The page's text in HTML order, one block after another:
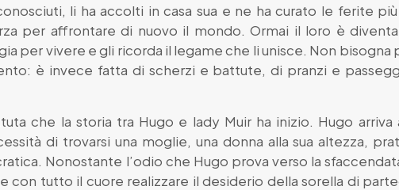
li ha accolti in casa sua e ne ha curato le ferite
per affrontare di nuovo il mondo. Ormai il loro è
per vivere e gli ricorda il legame che li unisce. Non bisogna
è invece fatta di scherzi e battute, di pranzi e
che la storia tra Hugo e lady Muir ha inizio. Hugo arriva
di trovarsi una moglie, una donna alla sua altezza,
Nonostante l’odio che Hugo prova verso la
con tutto il cuore realizzare il desiderio della sorella di